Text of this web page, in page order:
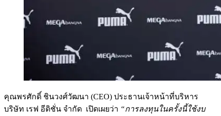
คุณพรศักดิ์ ชินวงศ์วัฒนา (CEO) ประธานเจ้าหน้าที่บริหาร
บริษัท เรฟ อีดิชั่น จำกัด เปิดเผยว่า “การลงทุนในครั้งนี้ใช้งบ